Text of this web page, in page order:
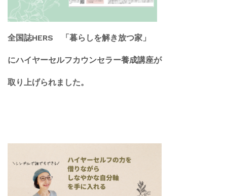
全国誌HERS 「暮らしを解き放つ家」
にハイヤーセルフカウンセラー養成講座が
取り上げられました。